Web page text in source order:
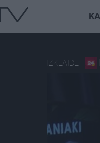
IZKLAIDE